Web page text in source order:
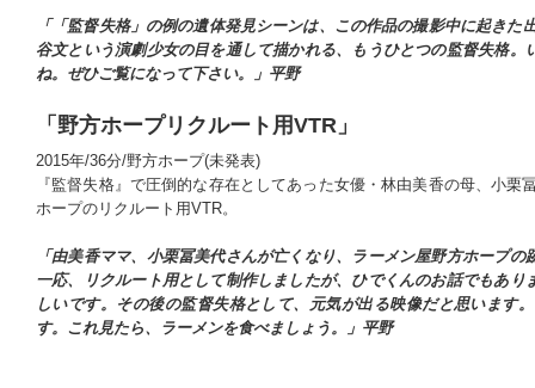
「「監督失格」の例の遺体発見シーンは、この作品の撮影中に起き
谷文という演劇少女の目を通して描かれる、もうひとつの監督失格
ね。ぜひご覧になって下さい。」平野
「野方ホープリクルート用VTR」
2015年/36分/野方ホープ(未発表)
『監督失格』で圧倒的な存在としてあった女優・林由美香の母、小
ホープのリクルート用VTR。
「由美香ママ、小栗冨美代さんが亡くなり、ラーメン屋野方ホープ
一応、リクルート用として制作しましたが、ひでくんのお話でもあ
しいです。その後の監督失格として、元気が出る映像だと思います
す。これ見たら、ラーメンを食べましょう。」平野